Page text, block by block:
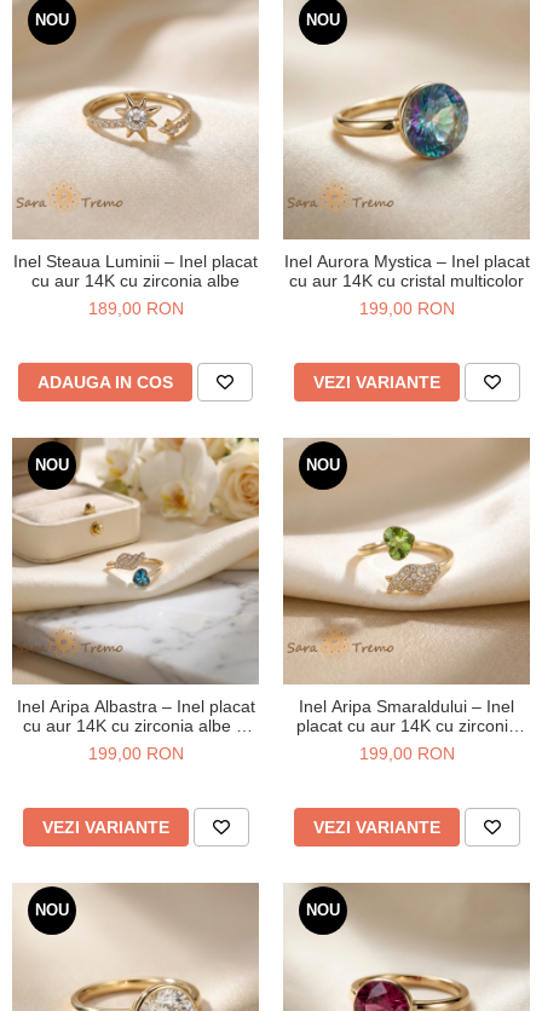
NOU
Inel Steaua Luminii – Inel placat
cu aur 14K cu zirconia albe
189,00 RON
ADAUGA IN COS
NOU
Inel Aurora Mystica – Inel placat
cu aur 14K cu cristal multicolor
199,00 RON
VEZI VARIANTE
NOU
Inel Aripa Albastra – Inel placat
cu aur 14K cu zirconia albe si
cristal albastru
199,00 RON
VEZI VARIANTE
NOU
Inel Aripa Smaraldului – Inel
placat cu aur 14K cu zirconia
albe si cristal verde
199,00 RON
VEZI VARIANTE
NOU NOU